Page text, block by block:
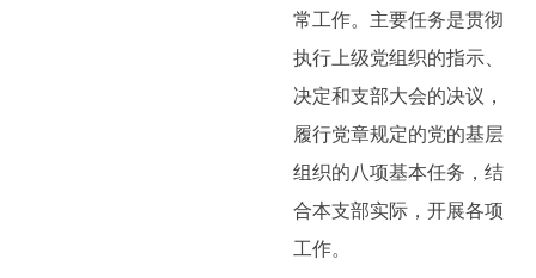
常工作。主要任务是贯彻
执行上级党组织的指示、
决定和支部大会的决议，
履行党章规定的党的基层
组织的八项基本任务，结
合本支部实际，开展各项
工作。